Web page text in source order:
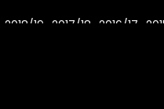
2018/19 2017/18 2016/17